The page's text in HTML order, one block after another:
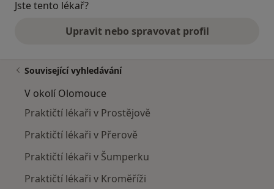
Jste tento lékař?
Upravit nebo spravovat profil
Související vyhledávání
V okolí Olomouce
Praktičtí lékaři v Prostějově
Praktičtí lékaři v Přerově
Praktičtí lékaři v Šumperku
Praktičtí lékaři v Kroměříži